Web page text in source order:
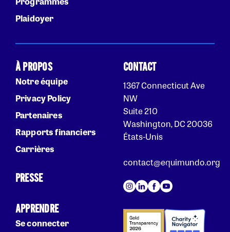
Plaidoyer
À PROPOS
Notre équipe
Privacy Policy
Partenaires
Rapports financiers
Carrières
PRESSE
APPRENDRE
Se connecter
CONTACT
1367 Connecticut Ave
NW
Suite 210
Washington, DC 20036
États-Unis
contact@equimundo.org